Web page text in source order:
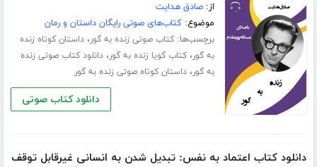
از:صادق هدایت
موضوع:کتاب‌های صوتی رایگان داستان و رمان
برچسب‌ها:کتاب صوتی زنده به گور،داستان کوتاه زنده
به گور،کتاب گویا زنده به گور،دانلود کتاب صوتی زنده
به گور،داستان کوتاه صوتی زنده به گور
دانلود کتاب صوتی
دانلود کتاب اعتماد به نفس: تبدیل شدن به انسانی غیرقابل توقف